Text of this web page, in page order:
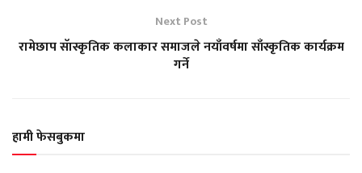
Next Post
रामेछाप सॅास्कृतिक कलाकार समाजले नयाँवर्षमा साँस्कृतिक कार्यक्रम
गर्ने
हामी फेसबुकमा